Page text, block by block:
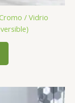
/ Vidrio